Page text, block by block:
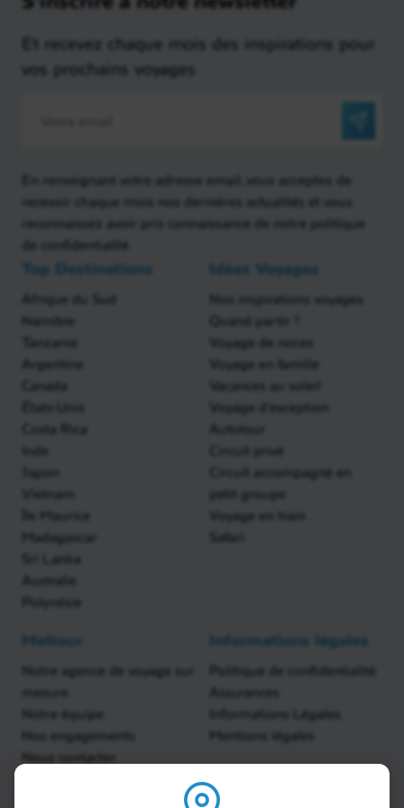
Et recevez chaque mois des inspirations pour
vos prochains voyages
En renseignant votre adresse email, vous acceptez de
recevoir chaque mois nos dernières actualités et vous
reconnaissez avoir pris connaissance de notre politique
de confidentialité
Top Destinations
Afrique du Sud
Namibie
Tanzanie
Argentine
Canada
États-Unis
Costa Rica
Inde
Japon
Vietnam
Île Maurice
Madagascar
Sri Lanka
Australie
Polynésie
Idées Voyages
Nos inspirations voyages
Quand partir ?
Voyage de noces
Voyage en famille
Vacances au soleil
Voyage d'exception
Autotour
Circuit privé
Circuit accompagné en
petit groupe
Voyage en train
Safari
Meltour
Notre agence de voyage sur
mesure
Notre équipe
Nos engagements
Nous contacter
Informations légales
Politique de confidentialité
Assurances
Informations Légales
Mentions légales